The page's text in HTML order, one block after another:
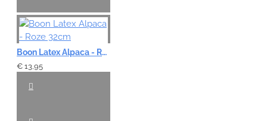
Boon Latex Alpaca - Roze 32cm
€ 13,95